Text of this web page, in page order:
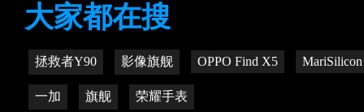
大家都在搜
拯救者Y90 影像旗舰 OPPO Find X5
一加 旗舰 荣耀手表